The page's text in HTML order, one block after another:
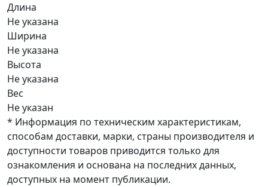
Длина
Не указана
Ширина
Не указана
Высота
Не указана
Вес
Не указан
* Информация по техническим характеристикам,
способам доставки, марки, страны производителя и
доступности товаров приводится только для
ознакомления и основана на последних данных,
доступных на момент публикации.